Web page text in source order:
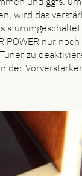
wird das
POWER nur
zu
der